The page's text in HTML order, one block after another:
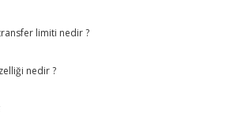
limiti nedir ?
nedir ?